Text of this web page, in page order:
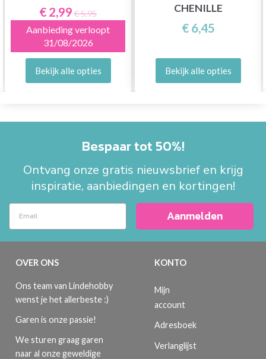
€ 2,99 € 5,95
Aanbieding verloopt
31/08/2026
Bekijk alle opties
CHENILLE
€ 6,45
Bekijk alle opties
Bespaar tot 50%!
Ontvang onze gratis nieuwsbrief en krijg
inspiratie, aanbiedingen en kortingen!
Aanmelden
OVER ONS
Ons team van Lindehobby
wenst je het allerbeste :)
Garen is onze passie!
We sturen graag garen
naar al onze geweldige
KONTO
Mijn
account
Adresboek
Verlanglijst